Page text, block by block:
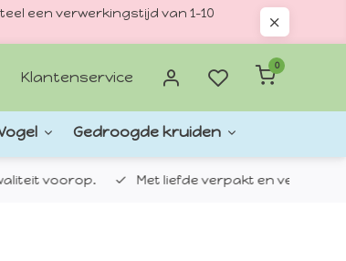
een verwerkingstijd van 1–10
Klantenservice
0
Gedroogde kruiden
voorop. Met liefde verpakt en verzonden.